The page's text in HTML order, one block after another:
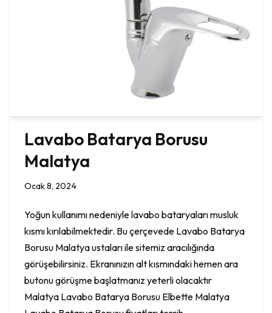
Lavabo Batarya Borusu
Malatya
Ocak 8, 2024
Yoğun kullanımı nedeniyle lavabo bataryaları musluk
kısmı kırılabilmektedir. Bu çerçevede Lavabo Batarya
Borusu Malatya ustaları ile sitemiz aracılığında
görüşebilirsiniz. Ekranınızın alt kısmındaki hemen ara
butonu görüşme başlatmanız yeterli olacaktır
Malatya Lavabo Batarya Borusu Elbette Malatya